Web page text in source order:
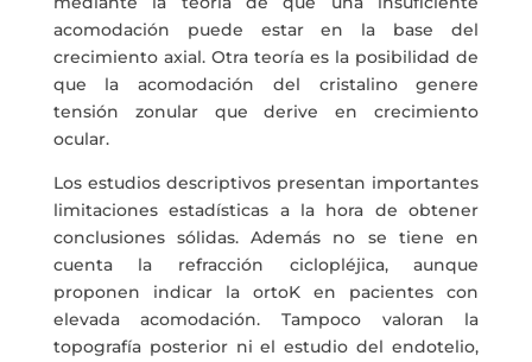
acomodación puede estar en la base del
crecimiento axial. Otra teoría es la posibilidad de
que la acomodación del cristalino genere
tensión zonular que derive en crecimiento
ocular.
Los estudios descriptivos presentan importantes
limitaciones estadísticas a la hora de obtener
conclusiones sólidas. Además no se tiene en
cuenta la refracción ciclopléjica, aunque
proponen indicar la ortoK en pacientes con
elevada acomodación. Tampoco valoran la
topografía posterior ni el estudio del endotelio,